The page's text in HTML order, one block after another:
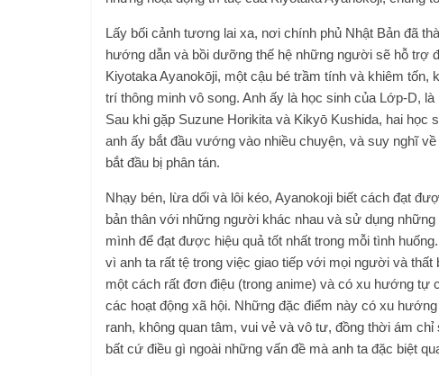
Lấy bối cảnh tương lai xa, nơi chính phủ Nhật Bản đã
hướng dẫn và bồi dưỡng thế hệ những người sẽ hỗ trợ
Kiyotaka Ayanokōji, một cậu bé trầm tính và khiêm
trí thông minh vô song. Anh ấy là học sinh của Lớp-D,
Sau khi gặp Suzune Horikita và Kikyō Kushida, hai học
anh ấy bắt đầu vướng vào nhiều chuyện, và suy nghĩ
bắt đầu bị phân tán.
Nhạy bén, lừa dối và lôi kéo, Ayanokoji biết cách đạt
bản thân với những người khác nhau và sử dụng
mình để đạt được hiệu quả tốt nhất trong mỗi tình
vì anh ta rất tệ trong việc giao tiếp với mọi người và
một cách rất đơn điệu (trong anime) và có xu hướng tự
các hoạt động xã hội. Những đặc điểm này có xu
ranh, không quan tâm, vui vẻ và vô tư, đồng thời ám
bất cứ điều gì ngoài những vấn đề mà anh ta đặc biệt